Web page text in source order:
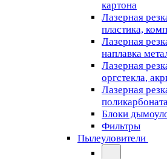
картона
Лазерная
пластика,
Лазерная
наплавка
Лазерная
оргстекла,
Лазерная
поликарбоната
Блоки
Фильтры
Пылеуловители